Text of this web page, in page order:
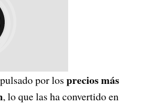
por los precios más
, lo que las ha convertido en